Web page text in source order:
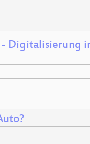
- Digitalisierung